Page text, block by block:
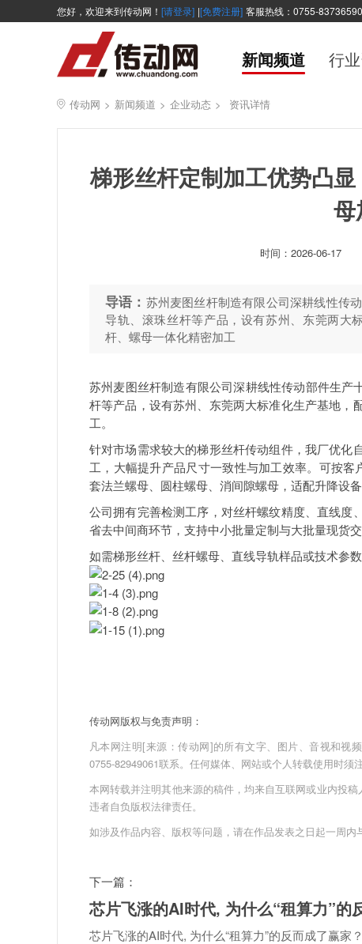
您好，欢迎来到传动网！ [请登录] |[免费注册] 客服热线：0755-83736590
新闻频道 行
传动网 > 新闻频道 > 企业动态 > 资讯详情
梯形丝杆定制加工优势凸
母
时间： 2026-06-17
导语： 苏州麦图丝杆制造有限公司深耕线性传
导轨、滚珠丝杆等产品，设有苏州、东莞两大
杆、螺母一体化精密加工
苏州麦图丝杆制造有限公司深耕线性传动部件生
杆等产品，设有苏州、东莞两大标准化生产基地，
工。
针对市场需求较大的梯形丝杆传动组件，我厂优化
工，大幅提升产品尺寸一致性与加工效率。可按
套法兰螺母、圆柱螺母、消间隙螺母，适配升降设
公司拥有完善检测工序，对丝杆螺纹精度、直线度
省去中间商环节，支持中小批量定制与大批量现货
如需梯形丝杆、丝杆螺母、直线导轨样品或技术参
传动网版权与免责声明：
凡本网注明[来源：传动网]的所有文字、图片、音视和视
0755-82949061联系。任何媒体、网站或个人转载使用时须
本网转载并注明其他来源的稿件，均来自互联网或业内投
违者自负版权法律责任。
如涉及作品内容、版权等问题，请在作品发表之日起一周内
下一篇：
芯片飞涨的AI时代, 为什么“租算力”的
芯片飞涨的AI时代, 为什么“租算力”的反而成了赢家？